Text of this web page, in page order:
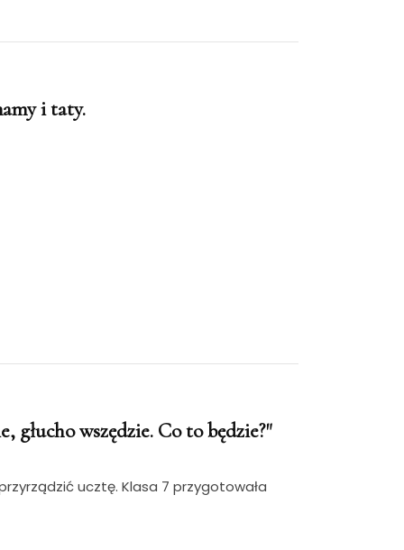
i taty.
głucho wszędzie. Co to będzie?"
ucztę. Klasa 7 przygotowała